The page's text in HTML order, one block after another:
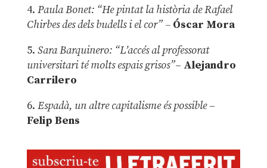
4. Paula Bonet: “He pintat la història de Rafael
Chirbes des dels budells i el cor” –Óscar Mora
5. Sara Barquinero: “L’accés al professorat
universitari té molts espais grisos”– Alejandro
Carrilero
6. Espadà, un altre capitalisme és possible –
Felip Bens